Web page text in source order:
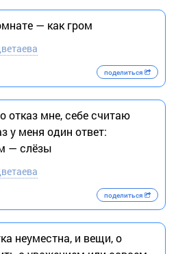
— как гром
поделиться
отказ мне, себе считаю
у меня один ответ:
— слёзы
поделиться
неуместна, и вещи, о